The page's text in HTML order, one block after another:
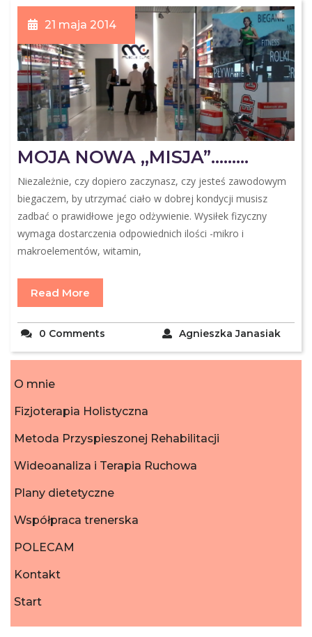
21 maja 2014
MOJA NOWA ,,MISJA”………
Niezależnie, czy dopiero zaczynasz, czy jesteś zawodowym
biegaczem, by utrzymać ciało w dobrej kondycji musisz
zadbać o prawidłowe jego odżywienie. Wysiłek fizyczny
wymaga dostarczenia odpowiednich ilości -mikro i
makroelementów, witamin,
Read More
Agnieszka Janasiak
0 Comments
O mnie
Fizjoterapia Holistyczna
Metoda Przyspieszonej Rehabilitacji
Wideoanaliza i Terapia Ruchowa
Plany dietetyczne
Współpraca trenerska
POLECAM
Kontakt
Start